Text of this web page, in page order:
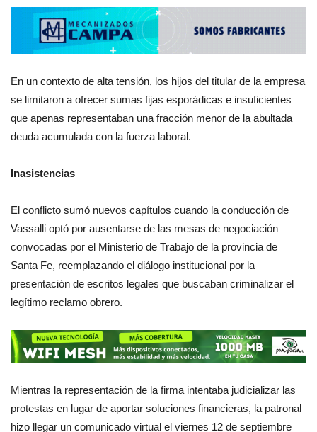
En un contexto de alta tensión, los hijos del titular de la empresa
se limitaron a ofrecer sumas fijas esporádicas e insuficientes
que apenas representaban una fracción menor de la abultada
deuda acumulada con la fuerza laboral.
Inasistencias
El conflicto sumó nuevos capítulos cuando la conducción de
Vassalli optó por ausentarse de las mesas de negociación
convocadas por el Ministerio de Trabajo de la provincia de
Santa Fe, reemplazando el diálogo institucional por la
presentación de escritos legales que buscaban criminalizar el
legítimo reclamo obrero.
Mientras la representación de la firma intentaba judicializar las
protestas en lugar de aportar soluciones financieras, la patronal
hizo llegar un comunicado virtual el viernes 12 de septiembre